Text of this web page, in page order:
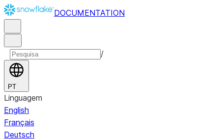
DOCUMENTATION
/
PT
Linguagem
English
Français
Deutsch